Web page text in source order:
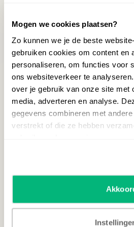
Mogen we cookies plaatsen?
Zo kunnen we je de beste
gebruiken cookies om content en
personaliseren, om functies voor
ons websiteverkeer te
over je gebruik van onze site met
media, adverteren en analyse.
gegevens combineren met
verstrekt of die ze hebben
maar ook de
een vleugel?
wil je al deze kwaliteit in een
CLP-895 het overwegen waard.
Clavinova CLP-885 vindt je
speakersysteem speciaal voor
alleen het gevoel, maar ook de
Aantal stijlen
Aantal tonen
551
inbegrepen
Ja
Polyphony
256
Vermogen
2 x
Geen
Geschikt voor
AMADEUS BEETHOVEN
PIANOKRUK (SKAI ZITTING)
149,00
119,00
( Bundelkorting € 30 )
MEER
slide
Accessoires